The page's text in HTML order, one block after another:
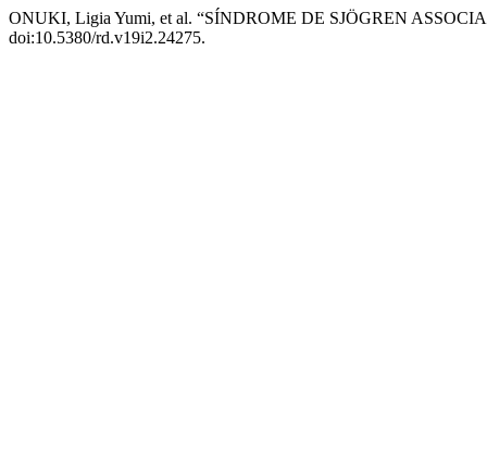
ONUKI, Ligia Yumi, et al. “SÍNDROME DE SJÖGREN
doi:10.5380/rd.v19i2.24275.